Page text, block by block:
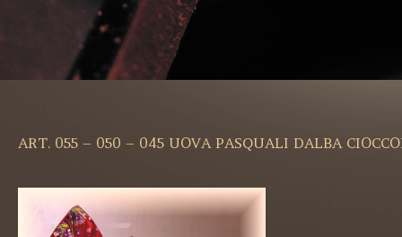
ART. 055 – 050 – 045 UOVA PASQUALI DALBA